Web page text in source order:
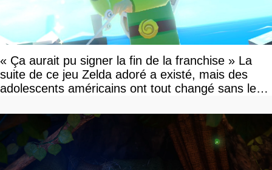
« Ça aurait pu signer la fin de la franchise » La
suite de ce jeu Zelda adoré a existé, mais des
adolescents américains ont tout changé sans le